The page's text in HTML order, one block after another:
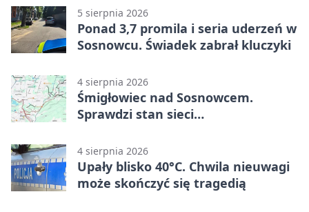
5 sierpnia 2026
Ponad 3,7 promila i seria uderzeń w
Sosnowcu. Świadek zabrał kluczyki
4 sierpnia 2026
Śmigłowiec nad Sosnowcem.
Sprawdzi stan sieci
4 sierpnia 2026
Upały blisko 40°C. Chwila nieuwagi
może skończyć się tragedią